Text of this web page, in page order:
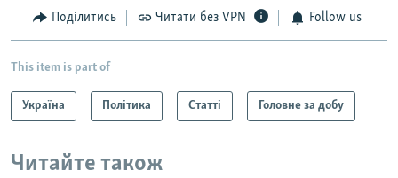
Поділитись Читати без VPN Follow us
This item is part of
Україна Політика Статті Головне за добу
Читайте також